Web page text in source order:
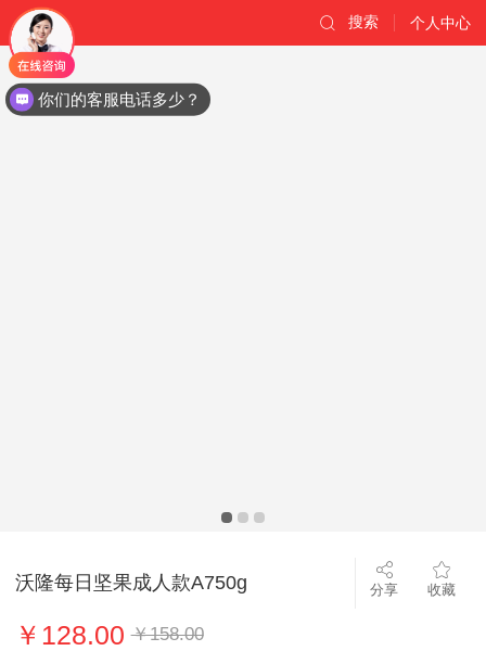
个人中心
搜索
沃隆每日坚果成人款A750g 分享 收藏
￥128.00 ￥158.00
你们的客服电话多少？